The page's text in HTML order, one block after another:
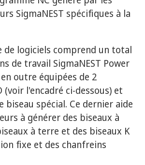
SigmaNEST spécifiques à la
de logiciels comprend un total
de travail SigmaNEST Power
outre équipées de 2
(voir l'encadré ci-dessous) et
biseau spécial. Ce dernier aide
à générer des biseaux à
à terre et des biseaux K
fixe et des chanfreins